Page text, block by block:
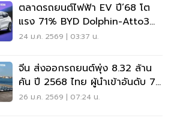
ตลาดรถยนต์ไฟฟ้า EV ปี’68 โต
แรง 71% BYD Dolphin-Atto3
ขึ้นราคา 1.5 แสนบาท
24 ม.ค. 2569 | 03:37 น.
จีน ส่งออกรถยนต์พุ่ง 8.32 ล้าน
คัน ปี 2568 ไทย ผู้นำเข้าอันดับ 7
กลุ่ม NEV
26 ม.ค. 2569 | 07:24 น.